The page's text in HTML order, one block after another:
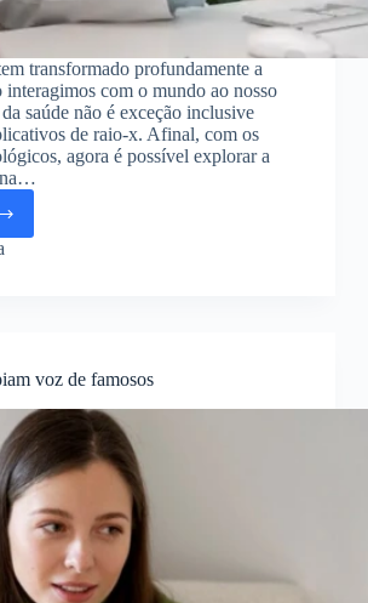
transformado profundamente a
interagimos com o mundo ao nosso
saúde não é exceção inclusive
de raio-x. Afinal, com os
agora é possível explorar a
voz de famosos